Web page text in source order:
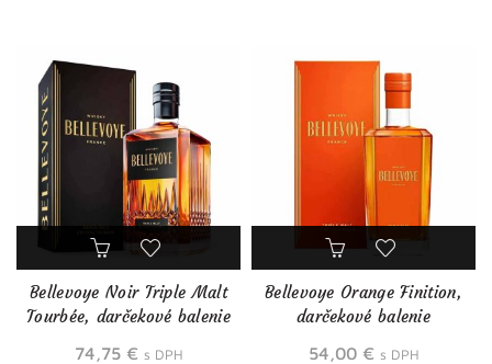
Bellevoye Noir Triple Malt
Tourbée, darčekové balenie
74,75 € s DPH
Bellevoye Orange Finition,
darčekové balenie
54,00 € s DPH